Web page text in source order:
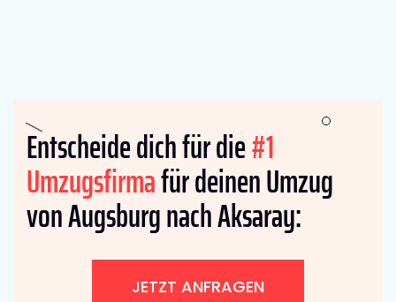
Entscheide dich für die#1
Umzugsfirmafür deinen Umzug
von Augsburg nach Aksaray:
JETZT ANFRAGEN